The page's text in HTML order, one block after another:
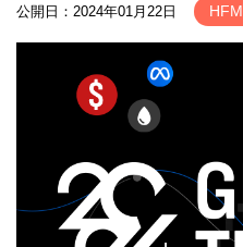
公開日：2024年01月22日 HFM